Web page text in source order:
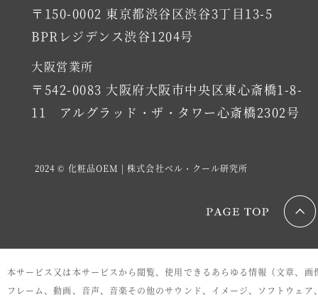
〒150-0002 東京都渋谷区渋谷3丁目13-5
BPRレジデンス渋谷1204号
大阪営業所
〒542-0083 大阪府大阪市中央区東心斎橋1-8-
11 アルグラッド・ザ・タワー心斎橋2302号
2024 © 化粧品OEM | 株式会社ベル・クール研究所
本サービス又は本サービスから閲覧、使用できるあらゆる情報（文章、画
フレーム、動画、音声、音楽その他のサウンド、イメージ、ソフトウェア